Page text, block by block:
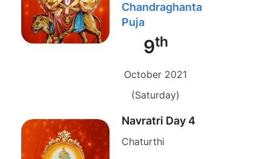
Chandraghanta
Puja
9th
October 2021
(Saturday)
Navratri Day 4
Chaturthi